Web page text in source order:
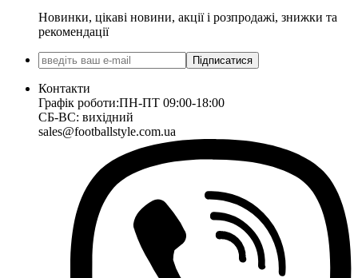
Новинки, цікаві новини, акції і розпродажі, знижки та
рекомендації
Підписатися
Контакти
Графік роботи:ПН-ПТ 09:00-18:00
СБ-ВС: вихідний
sales@footballstyle.com.ua